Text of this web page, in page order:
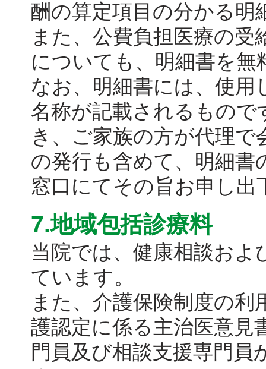
酬の算定項目の分かる明
また、公費負担医療の
についても、明細書を
なお、明細書には、使
名称が記載されるもの
き、ご家族の方が代理
の発行も含めて、明細書
窓口にてその旨お申し出
7.地域包括診療料
当院では、健康相談およ
ています。
また、介護保険制度の
護認定に係る主治医意見
門員及び相談支援専門